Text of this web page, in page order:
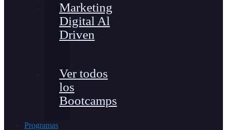
Marketing
Digital Al
Driven
Ver todos
los
Bootcamps
Programas